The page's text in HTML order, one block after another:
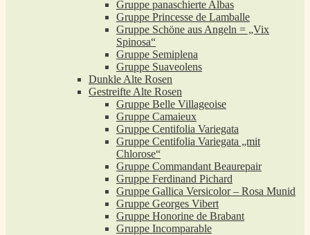
Gruppe panaschierte Albas
Gruppe Princesse de Lamballe
Gruppe Schöne aus Angeln = „Vix
Spinosa“
Gruppe Semiplena
Gruppe Suaveolens
Dunkle Alte Rosen
Gestreifte Alte Rosen
Gruppe Belle Villageoise
Gruppe Camaieux
Gruppe Centifolia Variegata
Gruppe Centifolia Variegata „mit
Chlorose“
Gruppe Commandant Beaurepair
Gruppe Ferdinand Pichard
Gruppe Gallica Versicolor – Rosa Munid
Gruppe Georges Vibert
Gruppe Honorine de Brabant
Gruppe Incomparable